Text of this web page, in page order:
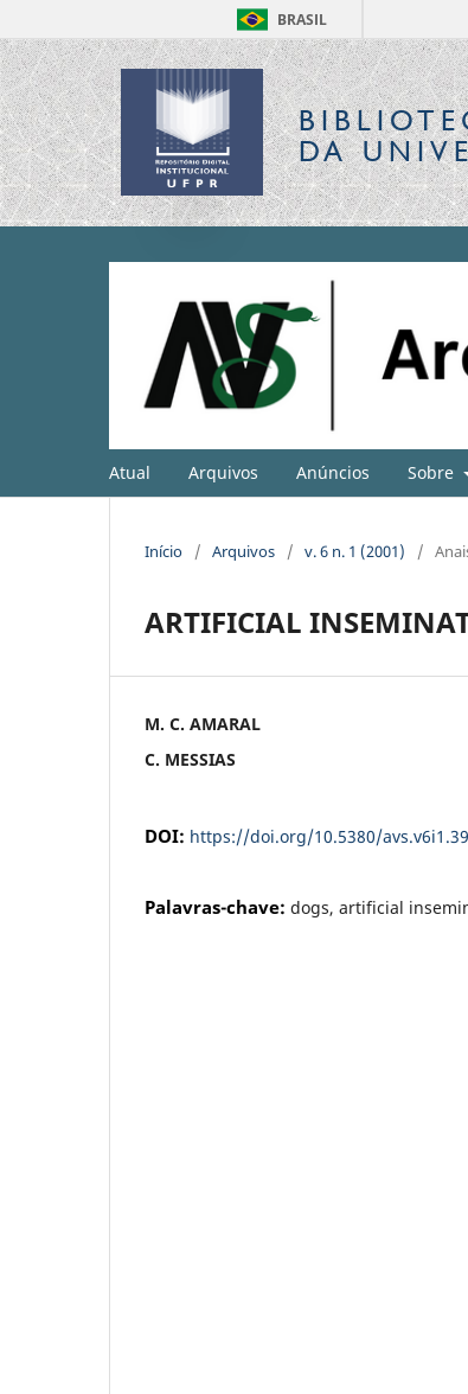
BRASIL
DA
Atual Arquivos Anúncios Sobre
Início / Arquivos / v. 6 n. 1 (2001) /
ARTIFICIAL
M. C. AMARAL
C. MESSIAS
DOI: https://doi.org/10.5380/
Palavras-chave: dogs, artificial